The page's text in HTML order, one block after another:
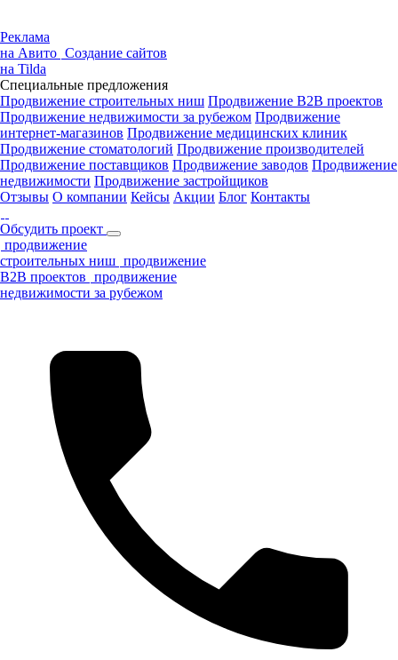
Реклама
на Авито Создание сайтов
на Tilda
Специальные предложения
Продвижение строительных ниш Продвижение B2B проектов
Продвижение недвижимости за рубежом Продвижение
интернет-магазинов Продвижение медицинских клиник
Продвижение стоматологий Продвижение производителей
Продвижение поставщиков Продвижение заводов Продвижение
недвижимости Продвижение застройщиков
Отзывы О компании Кейсы Акции Блог Контакты
Обсудить проект
продвижение
строительных ниш продвижение
B2B проектов продвижение
недвижимости за рубежом